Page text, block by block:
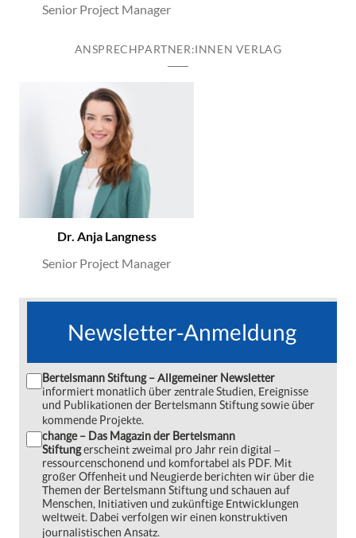
Senior Project Manager
ANSPRECHPARTNER:INNEN VERLAG
Dr. Anja Langness
Senior Project Manager
Newsletter-Anmeldung
Bertelsmann Stiftung – Allgemeiner Newsletter
informiert monatlich über zentrale Studien, Ereignisse
und Publikationen der Bertelsmann Stiftung sowie über
kommende Projekte.
change – Das Magazin der Bertelsmann
Stiftungerscheint zweimal pro Jahr rein digital ‒
ressourcenschonend und komfortabel als PDF. Mit
großer Offenheit und Neugierde berichten wir über die
Themen der Bertelsmann Stiftung und schauen auf
Menschen, Initiativen und zukünftige Entwicklungen
weltweit. Dabei verfolgen wir einen konstruktiven
journalistischen Ansatz.